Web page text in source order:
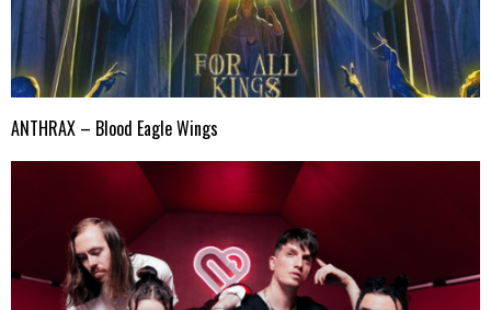
ANTHRAX – Blood Eagle Wings